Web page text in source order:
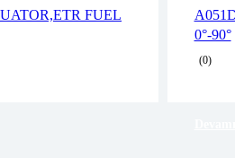
FUEL
1-2 business days
return
0°-90°
(0)